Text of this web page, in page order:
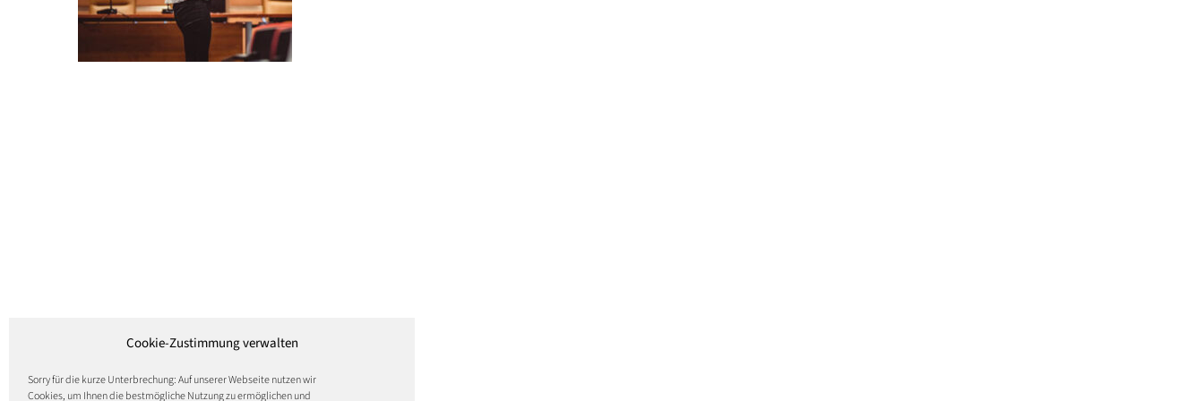
Cookie-Zustimmung verwalten
Sorry für die kurze Unterbrechung: Auf unserer Webseite nutzen wir
Cookies, um Ihnen die bestmögliche Nutzung zu ermöglichen und